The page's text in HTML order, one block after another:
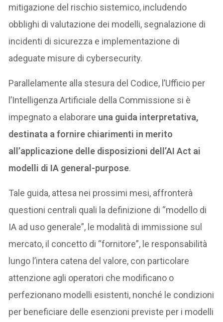
mitigazione del rischio sistemico, includendo
obblighi di valutazione dei modelli, segnalazione di
incidenti di sicurezza e implementazione di
adeguate misure di cybersecurity.
Parallelamente alla stesura del Codice, l’Ufficio per
l’Intelligenza Artificiale della Commissione si è
impegnato a elaborare una guida interpretativa,
destinata a fornire chiarimenti in merito
all’applicazione delle disposizioni dell’AI Act ai
modelli di IA general-purpose.
Tale guida, attesa nei prossimi mesi, affronterà
questioni centrali quali la definizione di “modello di
IA ad uso generale”, le modalità di immissione sul
mercato, il concetto di “fornitore”, le responsabilità
lungo l’intera catena del valore, con particolare
attenzione agli operatori che modificano o
perfezionano modelli esistenti, nonché le condizioni
per beneficiare delle esenzioni previste per i modelli